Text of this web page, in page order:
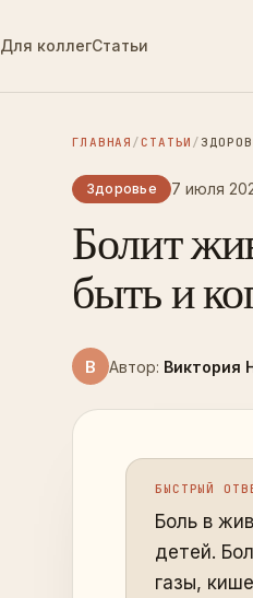
Для коллегСтатьи
ГЛАВНАЯ /СТАТЬИ /
Здоровье 7 июля
Болит
быть и
В Автор: Виктория
БЫСТРЫЙ
Боль в
детей.
газы,